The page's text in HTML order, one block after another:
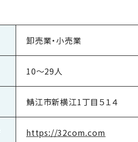
卸売業・小売業
10～29人
鯖江市新横江1丁目５１４
https://32com.com